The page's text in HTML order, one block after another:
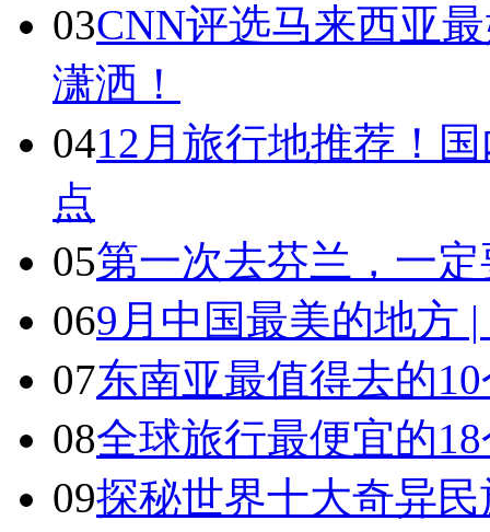
03CNN评选马来西亚
潇洒！
0412月旅行地推荐！
点
05第一次去芬兰，一
069月中国最美的地方
07东南亚最值得去的
08全球旅行最便宜的
09探秘世界十大奇异